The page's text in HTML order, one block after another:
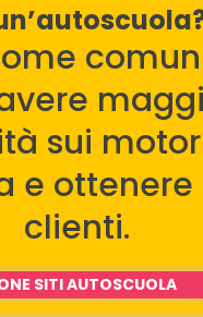
sui
e ottenere
clienti.
SITI AUTOSCUOLA